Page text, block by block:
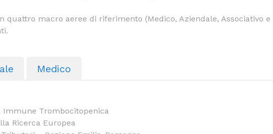
quattro macro aeree di riferimento (Medico, Aziendale, Associativo
Medico
Immune Trombocitopenica
Ricerca Europea